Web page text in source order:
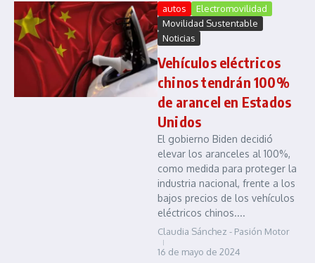
autos
Electromovilidad
Movilidad Sustentable
Noticias
Vehículos eléctricos
chinos tendrán 100%
de arancel en Estados
Unidos
El gobierno Biden decidió
elevar los aranceles al 100%,
como medida para proteger la
industria nacional, frente a los
bajos precios de los vehículos
eléctricos chinos....
Claudia Sánchez - Pasión Motor
16 de mayo de 2024